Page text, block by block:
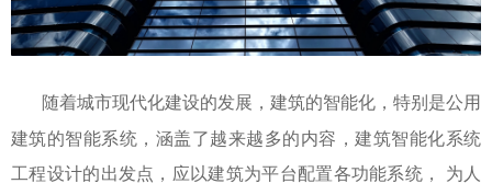
随着城市现代化建设的发展，建筑的智能化，特别是公用
建筑的智能系统，涵盖了越来越多的内容，建筑智能化系统
工程设计的出发点，应以建筑为平台配置各功能系统， 为人